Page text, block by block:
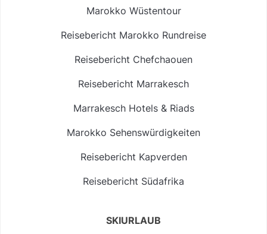
Marokko Wüstentour
Reisebericht Marokko Rundreise
Reisebericht Chefchaouen
Reisebericht Marrakesch
Marrakesch Hotels & Riads
Marokko Sehenswürdigkeiten
Reisebericht Kapverden
Reisebericht Südafrika
SKIURLAUB